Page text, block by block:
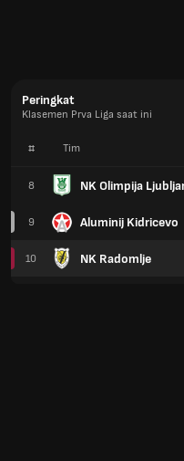
Peringkat
Klasemen Prva Liga saat ini
# Tim
8 NK Olimpija
9 Aluminij Kidricevo
10 NK Radomlje